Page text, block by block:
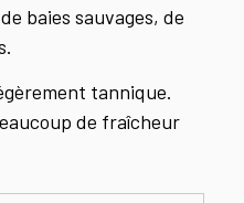
baies sauvages, de
tannique.
de fraîcheur